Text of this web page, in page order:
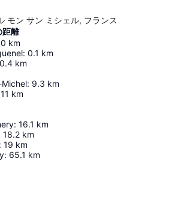
モン サン ミシェル, フランス
離
0 km
: 0.1 km
0.4 km
: 9.3 km
11 km
: 16.1 km
18.2 km
: 19 km
: 65.1 km